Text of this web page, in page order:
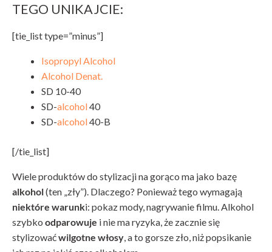
TEGO UNIKAJCIE:
[tie_list type=”minus”]
Isopropyl Alcohol
Alcohol Denat.
SD 10-40
SD-alcohol40
SD-alcohol40-B
[/tie_list]
Wiele produktów do stylizacji na gorąco ma jako bazę
alkohol(ten „zły”). Dlaczego? Ponieważ tego wymagają
niektóre warunki: pokaz mody, nagrywanie filmu. Alkohol
szybko odparowuje i nie ma ryzyka, że zacznie się
stylizowaćwilgotne włosy , a to gorsze zło, niż popsikanie